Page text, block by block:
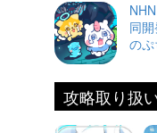
同
のぷ
攻略取り扱